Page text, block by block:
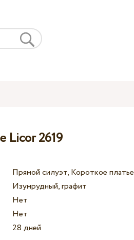
Licor 2619
Прямой силуэт, Короткое платье
Изумрудный, графит
Нет
Нет
28 дней